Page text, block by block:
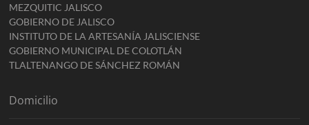
MEZQUITIC JALISCO
GOBIERNO DE JALISCO
INSTITUTO DE LA ARTESANÍA JALISCIENSE
GOBIERNO MUNICIPAL DE COLOTLÁN
TLALTENANGO DE SÁNCHEZ ROMÁN
Domicilio